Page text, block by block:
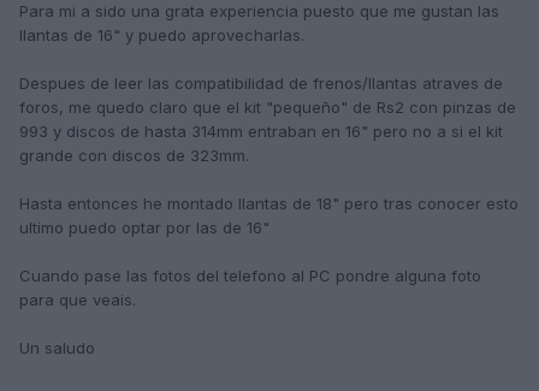
Para mi a sido una grata experiencia puesto que me gustan las
llantas de 16" y puedo aprovecharlas.
Despues de leer las compatibilidad de frenos/llantas atraves de
foros, me quedo claro que el kit "pequeño" de Rs2 con pinzas de
993 y discos de hasta 314mm entraban en 16" pero no a si el kit
grande con discos de 323mm.
Hasta entonces he montado llantas de 18" pero tras conocer esto
ultimo puedo optar por las de 16"
Cuando pase las fotos del telefono al PC pondre alguna foto
para que veais.
Un saludo